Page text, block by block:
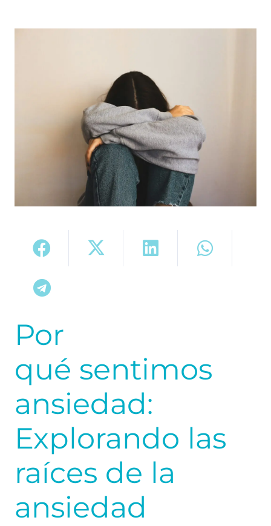
Por
qué sentimos
ansiedad:
Explorando las
raíces de la
ansiedad